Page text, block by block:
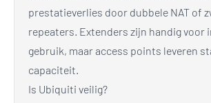
prestatieverlies door dubbele NAT of
repeaters. Extenders zijn handig voor
gebruik, maar access points leveren
capaciteit.
Is Ubiquiti veilig?